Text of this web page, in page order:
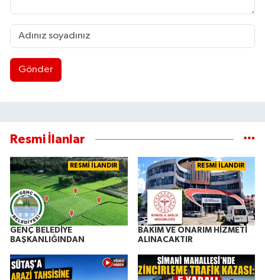
Gönder
Resmi İlanlar
RESMİ İLANDIR
GENÇ BELEDİYE
BAŞKANLIĞINDAN
RESMİ İLANDIR
BAKIM VE ONARIM HİZMETİ
ALINACAKTIR